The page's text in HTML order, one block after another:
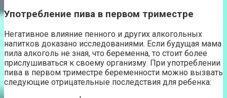
Употребление пива в первом триместре
Негативное влияние пенного и других алкогольных
напитков доказано исследованиями. Если будущая мама
пила алкоголь не зная, что беременна, то стоит более
прислушиваться к своему организму. При употреблении
пива в первом триместре беременности можно вызвать
следующие отрицательные последствия для ребенка: